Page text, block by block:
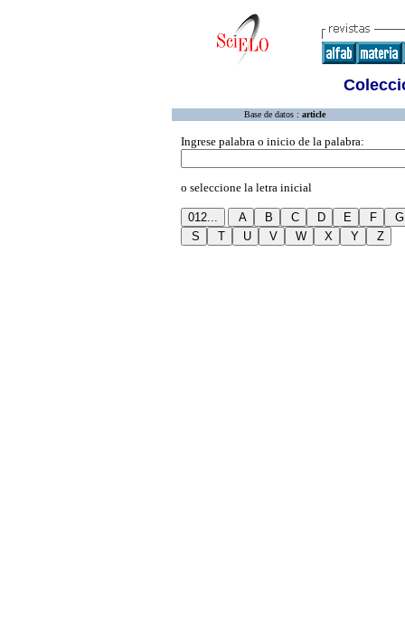
Base de datos : article
Ingrese palabra o inicio de la palabra:
o seleccione la letra inicial